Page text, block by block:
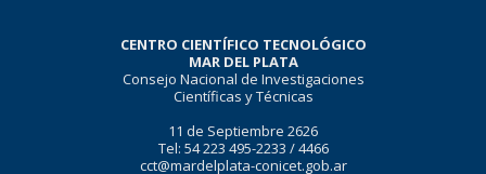
CENTRO CIENTÍFICO TECNOLÓGICO
MAR DEL PLATA
Consejo Nacional de Investigaciones
Científicas y Técnicas
11 de Septiembre 2626
Tel: 54 223 495-2233 / 4466
cct@mardelplata-conicet.gob.ar